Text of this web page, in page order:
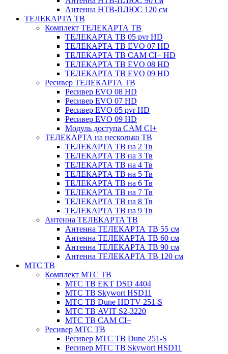
Антенна НТВ-ПЛЮС 120 см
ТЕЛЕКАРТА ТВ
Комплект ТЕЛЕКАРТА ТВ
ТЕЛЕКАРТА ТВ 05 pvr HD
ТЕЛЕКАРТА ТВ EVO 07 HD
ТЕЛЕКАРТА ТВ CAM CI+ HD
ТЕЛЕКАРТА ТВ EVO 08 HD
ТЕЛЕКАРТА ТВ EVO 09 HD
Ресивер ТЕЛЕКАРТА ТВ
Ресивер EVO 08 HD
Ресивер EVO 07 HD
Ресивер EVO 05 pvr HD
Ресивер EVO 09 HD
Модуль доступа CAM CI+
ТЕЛЕКАРТА на несколько ТВ
ТЕЛЕКАРТА ТВ на 2 Тв
ТЕЛЕКАРТА ТВ на 3 Тв
ТЕЛЕКАРТА ТВ на 4 Тв
ТЕЛЕКАРТА ТВ на 5 Тв
ТЕЛЕКАРТА ТВ на 6 Тв
ТЕЛЕКАРТА ТВ на 7 Тв
ТЕЛЕКАРТА ТВ на 8 Тв
ТЕЛЕКАРТА ТВ на 9 Тв
Антенна ТЕЛЕКАРТА ТВ
Антенна ТЕЛЕКАРТА ТВ 55 см
Антенна ТЕЛЕКАРТА ТВ 60 см
Антенна ТЕЛЕКАРТА ТВ 90 см
Антенна ТЕЛЕКАРТА ТВ 120 см
МТС ТВ
Комплект МТС ТВ
МТС ТВ EKT DSD 4404
МТС ТВ Skywort HSD11
МТС ТВ Dune HDTV 251-S
МТС ТВ AVIT S2-3220
МТС ТВ CAM CI+
Ресивер МТС ТВ
Ресивер МТС ТВ Dune 251-S
Ресивер МТС ТВ Skywort HSD11